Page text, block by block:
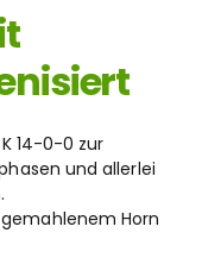
14-0-0 zur
und allerlei
Horn